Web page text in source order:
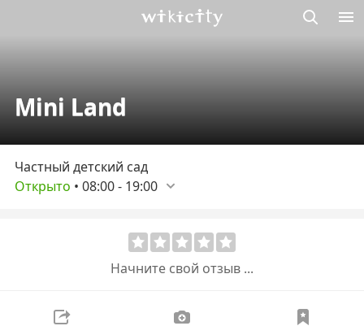
Mini Land
Частный детский сад
Открыто • 08:00- 19:00
Начните свой отзыв ...